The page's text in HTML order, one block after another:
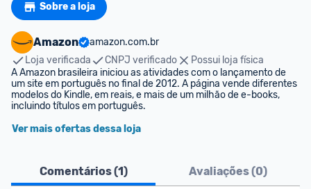
Sobre a loja
Amazon
amazon.com.br
Loja verificada
CNPJ verificado
Possui loja física
A Amazon brasileira iniciou as atividades com o lançamento de
um site em português no final de 2012. A página vende diferentes
modelos do Kindle, em reais, e mais de um milhão de e-books,
incluindo títulos em português.
Ver mais ofertas dessa loja
Comentários (1) Avaliações (0)